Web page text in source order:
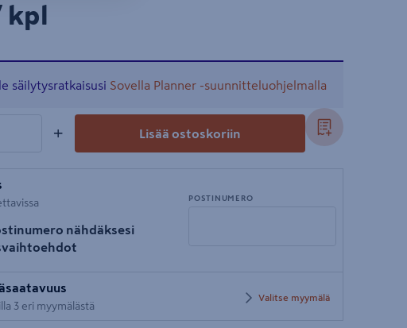
kpl
säilytysratkaisusi Sovella Planner -suunnitteluohjelmalla
+ Lisää ostoskoriin
nähdäksesi
POSTINUMERO
postinumero
3 eri myymälästä
Valitse myymälä